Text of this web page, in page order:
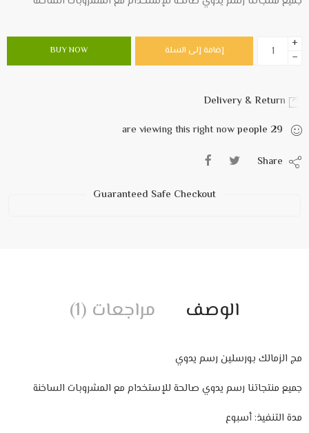
واحد
+
−
إضافة إلى السلة BUY NOW
29
people
Guaranteed Safe Checkout
الوصف مراجعات (1)
مج الزمالك بورسلين رسم يدوي
جميع منتجاتنا رسم يدوي صالحة للإستخدام مع المشروبات الساخنة
مدة التنفيذ: أسبوع